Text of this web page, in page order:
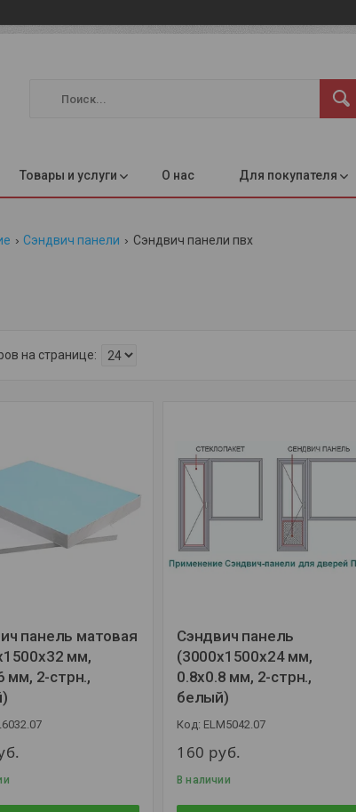
Товары и услуги О нас Для покупателя
Сэндвич панели Сэндвич панели пвх
панель матовая
мм,
мм, 2-стрн.,
Сэндвич панель
(3000x1500x24 мм,
0.8x0.8 мм, 2-стрн.,
белый)
ELM5042.07
160 руб.
В наличии